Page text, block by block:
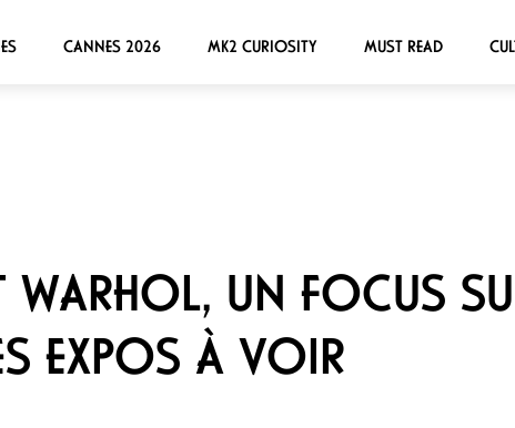
CANNES 2026 MK2 CURIOSITY MUST READ
WARHOL, UN FOCUS
EXPOS À VOIR